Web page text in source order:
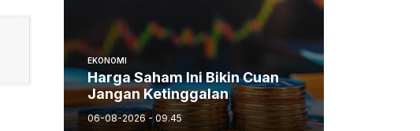
EKONOMI
Harga Saham Ini Bikin Cuan
Jangan Ketinggalan
06-08-2026 - 09.45